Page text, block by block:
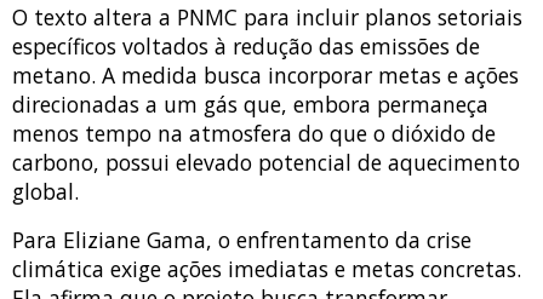
O texto altera a PNMC para incluir planos setoriais
específicos voltados à redução das emissões de
metano. A medida busca incorporar metas e ações
direcionadas a um gás que, embora permaneça
menos tempo na atmosfera do que o dióxido de
carbono, possui elevado potencial de aquecimento
global.
Para Eliziane Gama, o enfrentamento da crise
climática exige ações imediatas e metas concretas.